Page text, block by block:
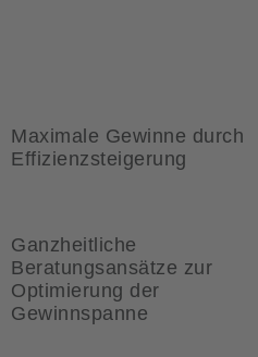
Maximale Gewinne durch
Effizienzsteigerung
Ganzheitliche
Beratungsansätze zur
Optimierung der
Gewinnspanne